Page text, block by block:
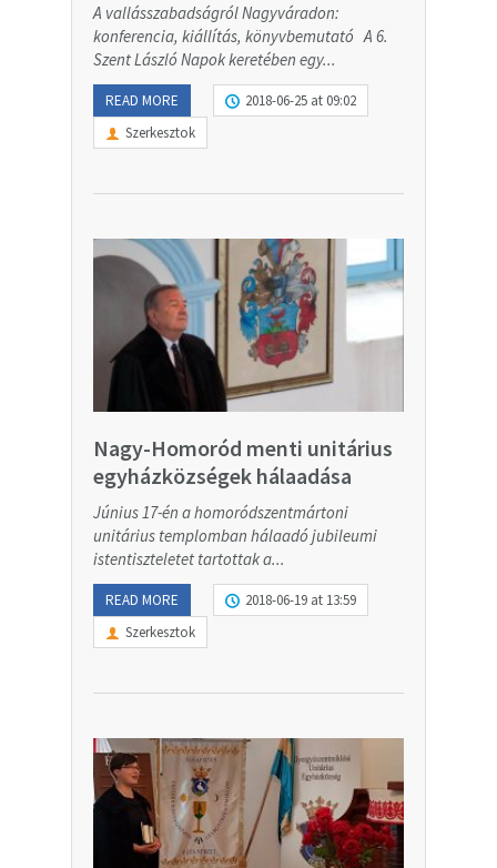
A vallásszabadságról Nagyváradon:
konferencia, kiállítás, könyvbemutató A 6.
Szent László Napok keretében egy...
READ MORE
2018-06-25 at 09:02
Szerkesztok
Nagy-Homoród menti unitárius
egyházközségek hálaadása
Június 17-én a homoródszentmártoni
unitárius templomban hálaadó jubileumi
istentiszteletet tartottak a...
READ MORE
2018-06-19 at 13:59
Szerkesztok